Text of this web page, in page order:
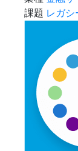
課題 レガ